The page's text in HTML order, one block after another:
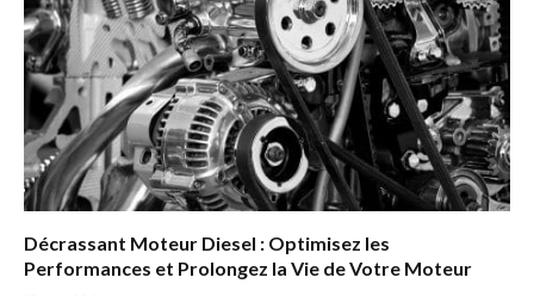
Décrassant Moteur Diesel : Optimisez les
Performances et Prolongez la Vie de Votre Moteur